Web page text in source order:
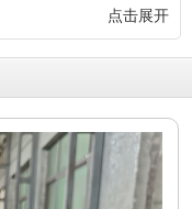
点击展开